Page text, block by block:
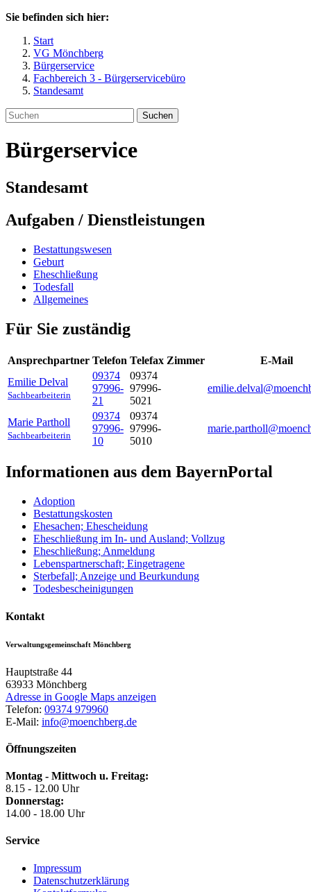
Sie befinden sich hier:
Start
VG Mönchberg
Bürgerservice
Fachbereich 3 - Bürgerservicebüro
Standesamt
Suchen
Bürgerservice
Standesamt
Aufgaben / Dienstleistungen
Bestattungswesen
Geburt
Eheschließung
Todesfall
Allgemeines
Für Sie zuständig
Ansprechpartner Telefon Telefax Zimmer
E-Mail
Emilie Delval
Sachbearbeiterin
09374
97996-
21
09374
97996-
5021
Marie Partholl
Sachbearbeiterin
09374
97996-
10
09374
97996-
5010
Informationen aus dem BayernPortal
Adoption
Bestattungskosten
Ehesachen; Ehescheidung
Eheschließung im In- und Ausland; Vollzug
Eheschließung; Anmeldung
Lebenspartnerschaft; Eingetragene
Sterbefall; Anzeige und Beurkundung
Todesbescheinigungen
Kontakt
Verwaltungsgemeinschaft Mönchberg
Hauptstraße 44
63933 Mönchberg
Adresse in Google Maps anzeigen
Telefon: 09374 979960
E-Mail: info@moenchberg.de
Öffnungszeiten
Montag - Mittwoch u. Freitag:
8.15 - 12.00 Uhr
Donnerstag:
14.00 - 18.00 Uhr
Service
Impressum
Datenschutzerklärung